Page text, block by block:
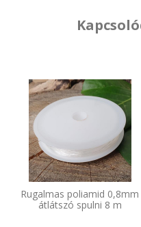
Rugalmas poliamid 0,8mm
átlátszó spulni 8 m